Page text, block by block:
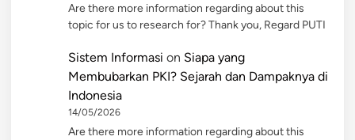
Are there more information regarding about this
topic for us to research for? Thank you, Regard PUTI
Sistem Informasi on Siapa yang
Membubarkan PKI? Sejarah dan Dampaknya di
Indonesia
14/05/2026
Are there more information regarding about this